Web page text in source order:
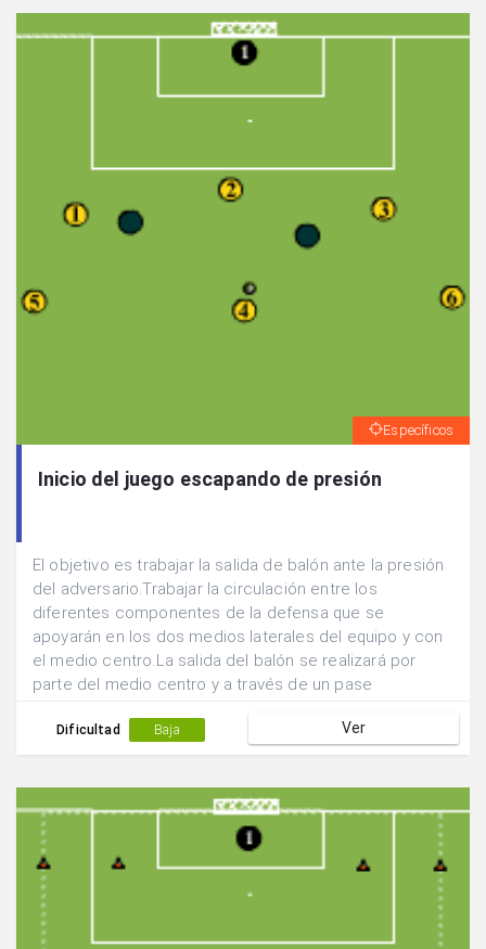
Específicos
Inicio del juego escapando de presión
El objetivo es trabajar la salida de balón ante la presión
del adversario.Trabajar la circulación entre los
diferentes componentes de la defensa que se
apoyarán en los dos medios laterales del equipo y con
el medio centro.La salida del balón se realizará por
parte del medio centro y a través de un pase
Dificultad Baja Ver